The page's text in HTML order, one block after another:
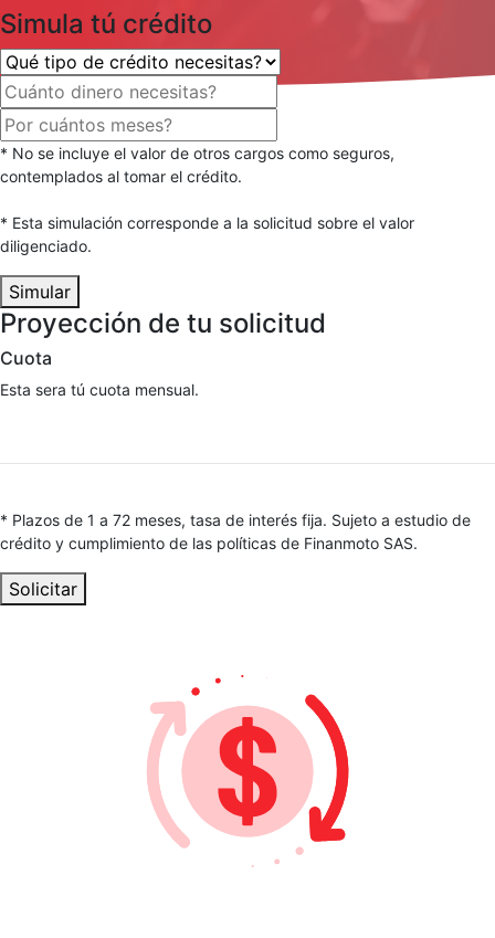
Simula tú crédito
* No se incluye el valor de otros cargos como seguros,
contemplados al tomar el crédito.
* Esta simulación corresponde a la solicitud sobre el valor
diligenciado.
Simular
Proyección de tu solicitud
Cuota
Esta sera tú cuota mensual.
* Plazos de 1 a 72 meses, tasa de interés fija. Sujeto a estudio de
crédito y cumplimiento de las políticas de Finanmoto SAS.
Solicitar